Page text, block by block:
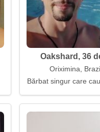
Oakshard, 36
Oriximina,
Bărbat singur care